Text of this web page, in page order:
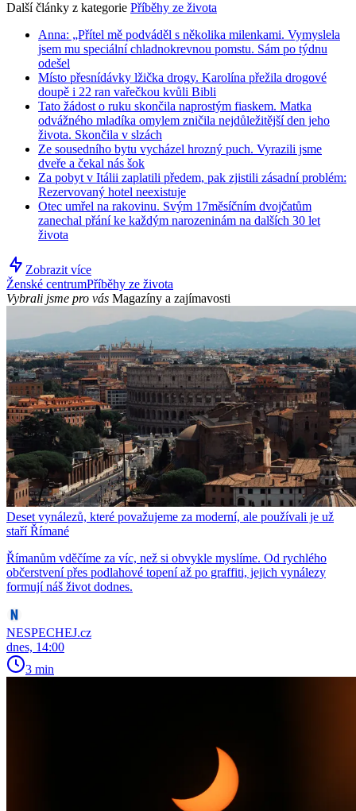
Další články z kategorie Příběhy ze života
Anna: „Přítel mě podváděl s několika milenkami. Vymyslela
jsem mu speciální chladnokrevnou pomstu. Sám po týdnu
odešel
Místo přesnídávky lžička drogy. Karolína přežila drogové
doupě i 22 ran vařečkou kvůli Bibli
Tato žádost o ruku skončila naprostým fiaskem. Matka
odvážného mladíka omylem zničila nejdůležitější den jeho
života. Skončila v slzách
Ze sousedního bytu vycházel hrozný puch. Vyrazili jsme
dveře a čekal nás šok
Za pobyt v Itálii zaplatili předem, pak zjistili zásadní problém:
Rezervovaný hotel neexistuje
Otec umřel na rakovinu. Svým 17měsíčním dvojčatům
zanechal přání ke každým narozeninám na dalších 30 let
života
Zobrazit více
Ženské centrumPříběhy ze života
Vybrali jsme pro vás Magazíny a zajímavosti
Deset vynálezů, které považujeme za moderní, ale používali je už
staří Římané
Římanům vděčíme za víc, než si obvykle myslíme. Od rychlého
občerstvení přes podlahové topení až po graffiti, jejich vynálezy
formují náš život dodnes.
NESPECHEJ.cz
dnes, 14:00
3 min